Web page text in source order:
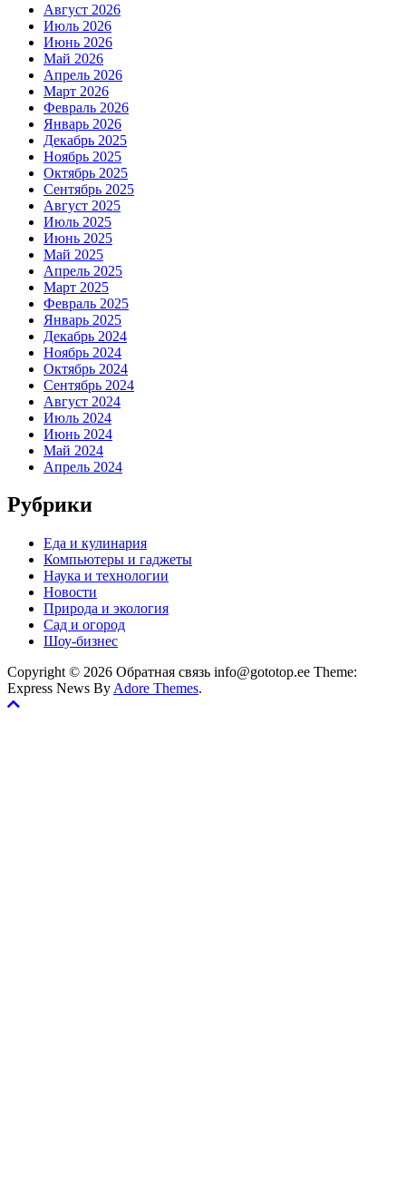
Август 2026
Июль 2026
Июнь 2026
Май 2026
Апрель 2026
Март 2026
Февраль 2026
Январь 2026
Декабрь 2025
Ноябрь 2025
Октябрь 2025
Сентябрь 2025
Август 2025
Июль 2025
Июнь 2025
Май 2025
Апрель 2025
Март 2025
Февраль 2025
Январь 2025
Декабрь 2024
Ноябрь 2024
Октябрь 2024
Сентябрь 2024
Август 2024
Июль 2024
Июнь 2024
Май 2024
Апрель 2024
Рубрики
Еда и кулинария
Компьютеры и гаджеты
Наука и технологии
Новости
Природа и экология
Сад и огород
Шоу-бизнес
Copyright © 2026 Обратная связь info@gototop.ee Theme:
Express News By Adore Themes.